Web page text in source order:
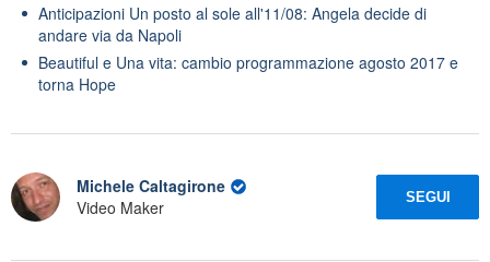
Anticipazioni Un posto al sole all'11/08: Angela decide di
andare via da Napoli
Beautiful e Una vita: cambio programmazione agosto 2017 e
torna Hope
Michele Caltagirone
Video Maker
SEGUI